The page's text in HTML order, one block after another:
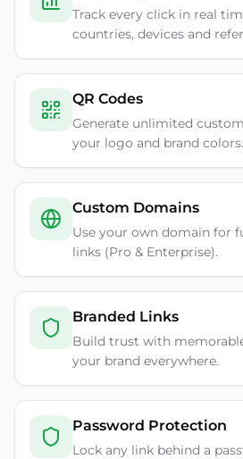
Track every click in real
countries, devices and
QR Codes
Generate unlimited
your logo and brand colors.
Custom Domains
Use your own domain for
links (Pro & Enterprise).
Branded Links
Build trust with
your brand everywhere.
Password Protection
Lock any link behind a